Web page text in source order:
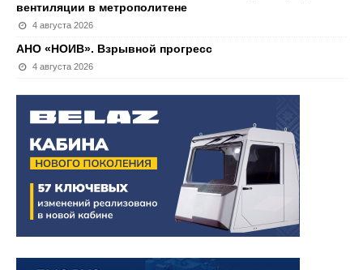
вентиляции в метрополитене
4 августа 2026
АНО «НОИВ». Взрывной прогресс
4 августа 2026